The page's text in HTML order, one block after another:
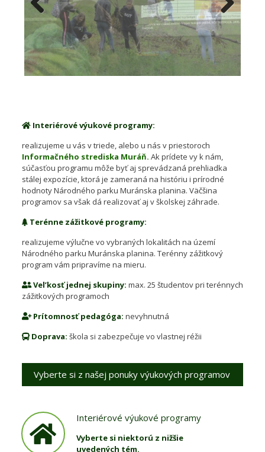
Previous Next
Interiérové výukové programy:
realizujeme u vás v triede, alebo u nás v priestoroch
Informačného strediska Muráň. Ak prídete vy k nám,
súčasťou programu môže byť aj sprevádzaná prehliadka
stálej expozície, ktorá je zameraná na históriu i prírodné
hodnoty Národného parku Muránska planina. Väčšina
programov sa však dá realizovať aj v školskej záhrade.
Terénne zážitkové programy:
realizujeme výlučne vo vybraných lokalitách na území
Národného parku Muránska planina. Terénny zážitkový
program vám pripravíme na mieru.
Vel’kosť jednej skupiny: max. 25 študentov pri terénnych
zážitkových programoch
Prítomnosť pedagóga: nevyhnutná
Doprava: škola si zabezpečuje vo vlastnej réžii
Vyberte si z našej ponuky výukových programov
Interiérové výukové programy
Vyberte si niektorú z nižšie
uvedených tém.